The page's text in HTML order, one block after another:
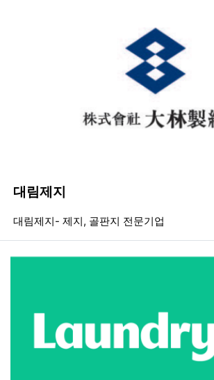
대림제지
등록일
조회
대림제지- 제지, 골판지 전문기업